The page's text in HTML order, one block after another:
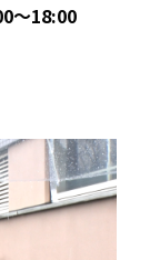
～18:00